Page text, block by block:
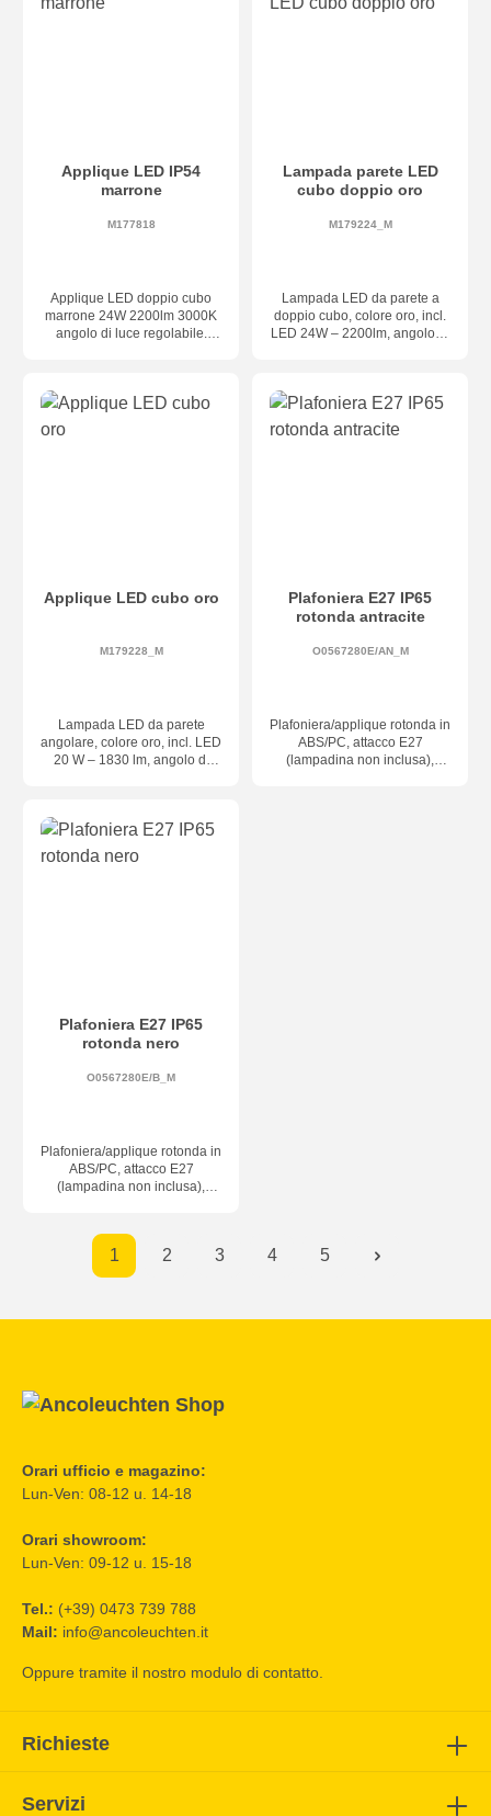
Applique LED IP54
marrone
M177818
Applique LED doppio cubo
marrone 24W 2200lm 3000K
angolo di luce regolabile.
Lampada parete LED
cubo doppio oro
M179224_M
Lampada LED da parete a
doppio cubo, colore oro, incl.
LED 24W – 2200lm, angolo di
di protezione IP54,
dimmerabile a taglio di fase
Applique LED cubo oro
M179228_M
Lampada LED da parete
angolare, colore oro, incl. LED
20 W – 1830 lm, angolo di
di protezione IP65,
dimmerabile a taglio di fase
Plafoniera E27 IP65
rotonda antracite
O0567280E/AN_M
Plafoniera/applique rotonda in
ABS/PC, attacco E27
(lampadina non inclusa),
Plafoniera E27 IP65
rotonda nero
O0567280E/B_M
Plafoniera/applique rotonda in
ABS/PC, attacco E27
(lampadina non inclusa),
1 2 3 4 5
Orari ufficio e magazino:
Lun-Ven: 08-12 u. 14-18
Orari showroom:
Lun-Ven: 09-12 u. 15-18
Tel.: (+39) 0473 739 788
Mail: info@ancoleuchten.it
Oppure tramite il nostro modulo di contatto
Richieste
Servizi